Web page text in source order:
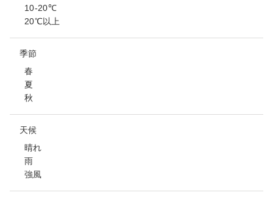
10-20℃
20℃以上
季節
春
夏
秋
天候
晴れ
雨
強風